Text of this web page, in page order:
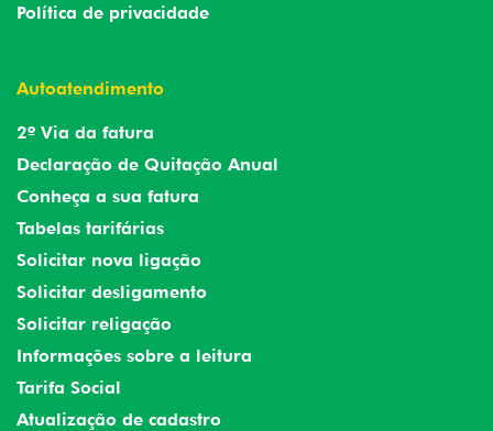
Política de privacidade
Autoatendimento
2º Via da fatura
Declaração de Quitação Anual
Conheça a sua fatura
Tabelas tarifárias
Solicitar nova ligação
Solicitar desligamento
Solicitar religação
Informações sobre a leitura
Tarifa Social
Atualização de cadastro